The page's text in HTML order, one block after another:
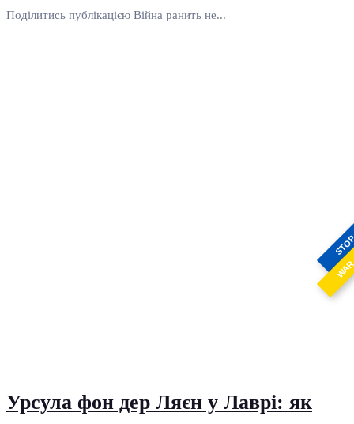
Поділитись публікацією Війна ранить не...
Урсула фон дер Ляєн у Лаврі: як